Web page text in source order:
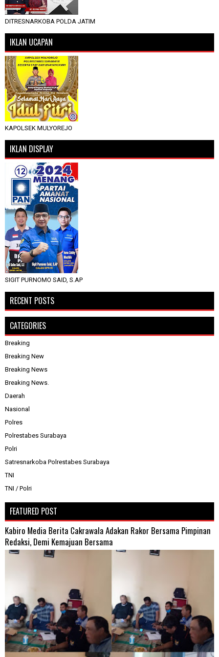
DITRESNARKOBA POLDA JATIM
IKLAN UCAPAN
KAPOLSEK MULYOREJO
IKLAN DISPLAY
SIGIT PURNOMO SAID, S.AP
RECENT POSTS
CATEGORIES
Breaking
Breaking New
Breaking News
Breaking News.
Daerah
Nasional
Polres
Polrestabes Surabaya
Polri
Satresnarkoba Polrestabes Surabaya
TNI
TNI / Polri
FEATURED POST
Kabiro Media Berita Cakrawala Adakan Rakor Bersama Pimpinan
Redaksi, Demi Kemajuan Bersama